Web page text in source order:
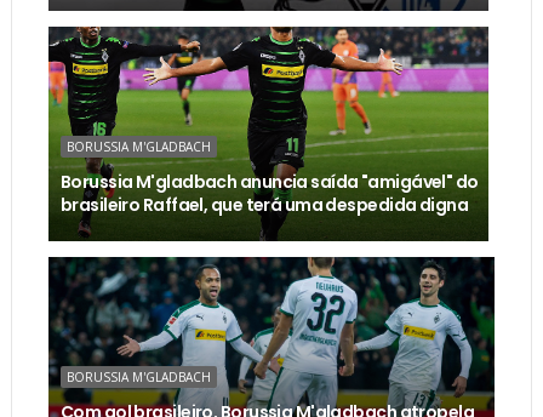
BORUSSIA M'GLADBACH
Borussia M'gladbach anuncia saída "amigável" do
brasileiro Raffael, que terá uma despedida digna
BORUSSIA M'GLADBACH
Com gol brasileiro, Borussia M'gladbach atropela